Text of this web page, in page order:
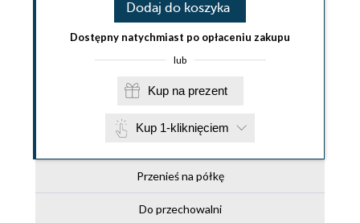
Dodaj do koszyka
Dostępny natychmiast po opłaceniu zakupu
lub
Kup na prezent
Kup 1-kliknięciem
Przenieś na półkę
Do przechowalni